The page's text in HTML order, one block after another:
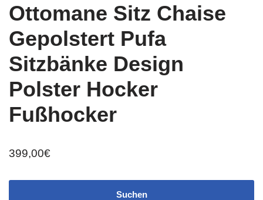
Ottomane Sitz Chaise
Gepolstert Pufa
Sitzbänke Design
Polster Hocker
Fußhocker
399,00€
Suchen